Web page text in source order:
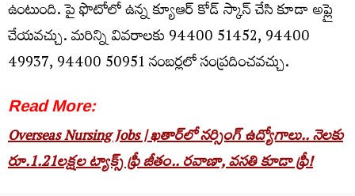
ఉంటుంది. పై ఫొటోలో ఉన్న క్యూఆర్ కోడ్ స్కాన్ చేసి కూడా అప్లై
చేయవచ్చు. మరిన్ని వివరాలకు 94400 51452, 94400
49937, 94400 50951 నంబర్లలో సంప్రదించవచ్చు.
Read More:
Overseas Nursing Jobs | ఖతార్‌లో నర్సింగ్ ఉద్యోగాలు.. నెలకు
రూ.1.21లక్షల ట్యాక్స్ ఫ్రీ జీతం.. రవాణా, వసతి కూడా ఫ్రీ!